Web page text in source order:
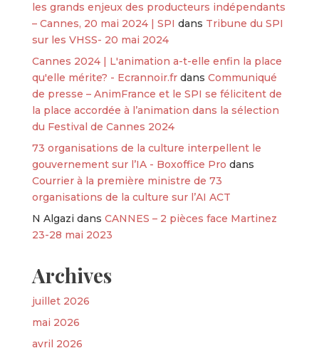
les grands enjeux des producteurs indépendants
– Cannes, 20 mai 2024 | SPI dans Tribune du SPI
sur les VHSS- 20 mai 2024
Cannes 2024 | L'animation a-t-elle enfin la place
qu'elle mérite? - Ecrannoir.frdans Communiqué
de presse – AnimFrance et le SPI se félicitent de
la place accordée à l’animation dans la sélection
du Festival de Cannes 2024
73 organisations de la culture interpellent le
gouvernement sur l’IA - Boxoffice Pro dans
Courrier à la première ministre de 73
organisations de la culture sur l’AI ACT
N Algazi dans CANNES – 2 pièces face Martinez
23-28 mai 2023
Archives
juillet 2026
mai 2026
avril 2026